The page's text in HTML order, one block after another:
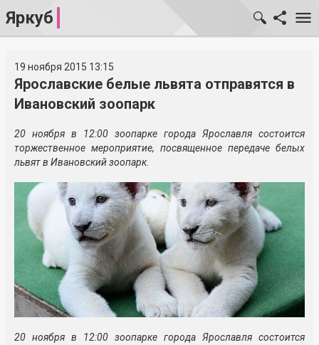
Яркуб
19 ноября 2015 13:15
Ярославские белые львята отправятся в
Ивановский зоопарк
20 ноября в 12:00 зоопарке города Ярославля состоится
торжественное мероприятие, посвященное передаче белых
львят в Ивановский зоопарк.
20 ноября в 12:00 зоопарке города Ярославля состоится